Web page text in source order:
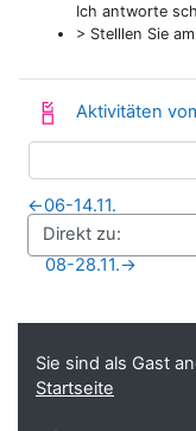
Ich antworte
> Stelllen Sie
Aktivitäten
←06-14.11.
→
08-28.11.
Sie sind als Gast
Startseite